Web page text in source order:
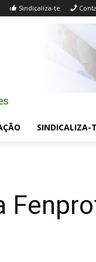
Sindicaliza-te
SINDICALIZA-